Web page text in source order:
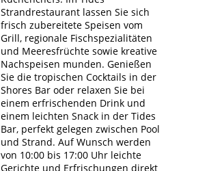
Strandrestaurant lassen Sie sich
frisch zubereitete Speisen vom
Grill, regionale Fischspezialitäten
und Meeresfrüchte sowie kreative
Nachspeisen munden. Genießen
Sie die tropischen Cocktails in der
Shores Bar oder relaxen Sie bei
einem erfrischenden Drink und
einem leichten Snack in der Tides
Bar, perfekt gelegen zwischen Pool
und Strand. Auf Wunsch werden
von 10:00 bis 17:00 Uhr leichte
Gerichte und Erfrischungen direkt